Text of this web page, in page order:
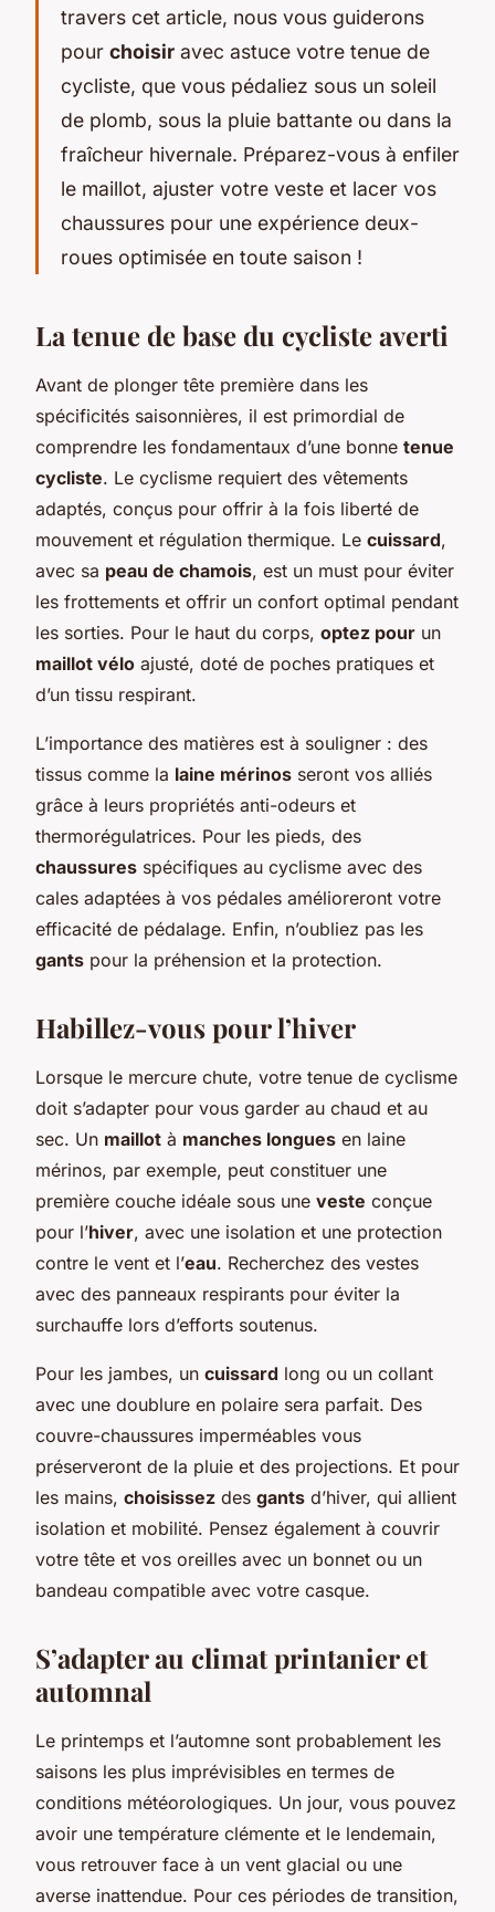
travers cet article, nous vous guiderons
pour choisir avec astuce votre tenue de
cycliste, que vous pédaliez sous un soleil
de plomb, sous la pluie battante ou dans la
fraîcheur hivernale. Préparez-vous à enfiler
le maillot, ajuster votre veste et lacer vos
chaussures pour une expérience deux-
roues optimisée en toute saison !
La tenue de base du cycliste averti
Avant de plonger tête première dans les
spécificités saisonnières, il est primordial de
comprendre les fondamentaux d’une bonne tenue
cycliste. Le cyclisme requiert des vêtements
adaptés, conçus pour offrir à la fois liberté de
mouvement et régulation thermique. Le cuissard,
avec sa peau de chamois, est un must pour éviter
les frottements et offrir un confort optimal pendant
les sorties. Pour le haut du corps, optez pour un
maillot vélo ajusté, doté de poches pratiques et
d’un tissu respirant.
L’importance des matières est à souligner : des
tissus comme la laine mérinos seront vos alliés
grâce à leurs propriétés anti-odeurs et
thermorégulatrices. Pour les pieds, des
chaussures spécifiques au cyclisme avec des
cales adaptées à vos pédales amélioreront votre
efficacité de pédalage. Enfin, n’oubliez pas les
gants pour la préhension et la protection.
Habillez-vous pour l’hiver
Lorsque le mercure chute, votre tenue de cyclisme
doit s’adapter pour vous garder au chaud et au
sec. Un maillot à manches longues en laine
mérinos, par exemple, peut constituer une
première couche idéale sous une veste conçue
pour l’hiver, avec une isolation et une protection
contre le vent et l’eau. Recherchez des vestes
avec des panneaux respirants pour éviter la
surchauffe lors d’efforts soutenus.
Pour les jambes, un cuissard long ou un collant
avec une doublure en polaire sera parfait. Des
couvre-chaussures imperméables vous
préserveront de la pluie et des projections. Et pour
les mains, choisissez des gants d’hiver, qui allient
isolation et mobilité. Pensez également à couvrir
votre tête et vos oreilles avec un bonnet ou un
bandeau compatible avec votre casque.
S’adapter au climat printanier et
automnal
Le printemps et l’automne sont probablement les
saisons les plus imprévisibles en termes de
conditions météorologiques. Un jour, vous pouvez
avoir une température clémente et le lendemain,
vous retrouver face à un vent glacial ou une
averse inattendue. Pour ces périodes de transition,